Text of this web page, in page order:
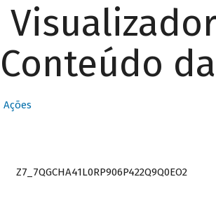
Conteúdo
Ações
Z7_7QGCHA41L0RP906P422Q9Q0EO2